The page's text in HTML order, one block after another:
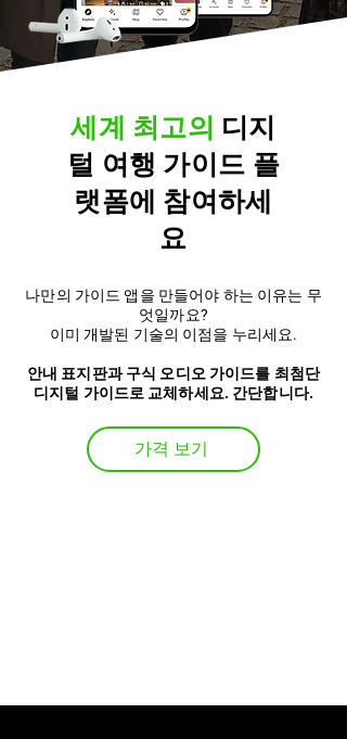
세계 최고의 디지
털 여행 가이드 플
랫폼에 참여하세
요
나만의 가이드 앱을 만들어야 하는 이유는 무
엇일까요?
이미 개발된 기술의 이점을 누리세요.
안내 표지판과 구식 오디오 가이드를 최첨단
디지털 가이드로 교체하세요. 간단합니다.
가격 보기